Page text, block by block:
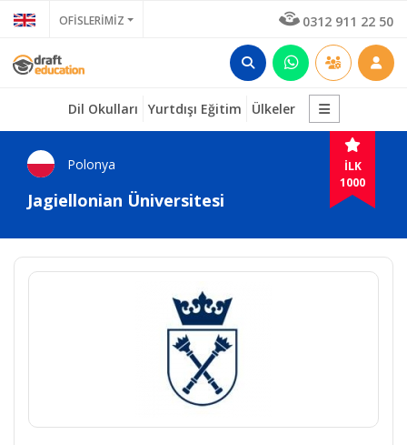
OFİSLERİMİZ 0312 911 22 50
Dil Okulları Yurtdışı Eğitim Ülkeler
İLK
1000
Polonya
Jagiellonian Üniversitesi